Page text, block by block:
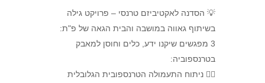
💡 הסדנה לאקטיביזם טרנסי – פרויקט גילה
בשיתוף גאווה במושבה והבית הגאה של פ"ת:
3 מפגשים שיקנו ידע, כלים וחוסן למאבק
בטרנספוביה:
🏳‍⚧ ניתוח התעמולה הטרנספובית הגלובלית